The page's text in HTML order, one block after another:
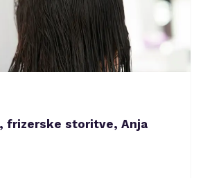
frizerske storitve, Anja